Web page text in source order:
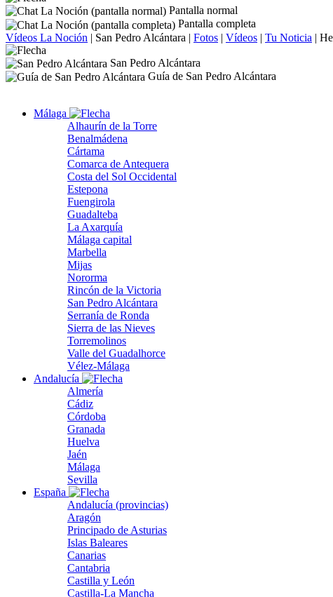
Pantalla normal
Pantalla completa
Vídeos La Noción | San Pedro Alcántara | Fotos | Vídeos | Tu Noticia |
San Pedro Alcántara
Guía de San Pedro Alcántara
Málaga
Alhaurín de la Torre
Benalmádena
Cártama
Comarca de Antequera
Costa del Sol Occidental
Estepona
Fuengirola
Guadalteba
La Axarquía
Málaga capital
Marbella
Mijas
Nororma
Rincón de la Victoria
San Pedro Alcántara
Serranía de Ronda
Sierra de las Nieves
Torremolinos
Valle del Guadalhorce
Vélez-Málaga
Andalucía
Almería
Cádiz
Córdoba
Granada
Huelva
Jaén
Málaga
Sevilla
España
Andalucía (provincias)
Aragón
Principado de Asturias
Islas Baleares
Canarias
Cantabria
Castilla y León
Castilla-La Mancha